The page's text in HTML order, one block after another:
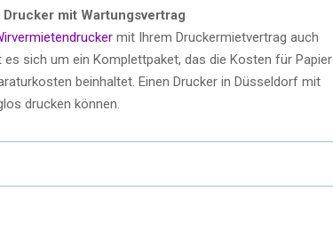
mit Wartungsvertrag
mit Ihrem Druckermietvertrag auch
sich um ein Komplettpaket, das die Kosten für Papier
beinhaltet. Einen Drucker in Düsseldorf mit
drucken können.